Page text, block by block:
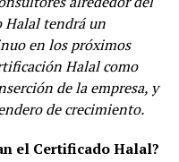
Halal tendrá un
en los próximos
Halal como
de la empresa, y
de crecimiento.
el Certificado Halal?